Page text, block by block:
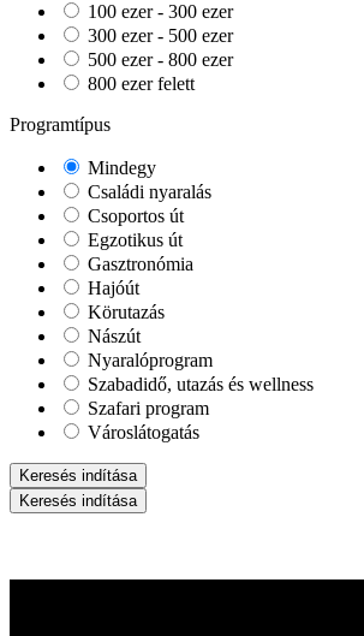
100 ezer - 300 ezer
300 ezer - 500 ezer
500 ezer - 800 ezer
800 ezer felett
Programtípus
Mindegy
Családi nyaralás
Csoportos út
Egzotikus út
Gasztronómia
Hajóút
Körutazás
Nászút
Nyaralóprogram
Szabadidő, utazás és wellness
Szafari program
Városlátogatás
Keresés indítása
Keresés indítása